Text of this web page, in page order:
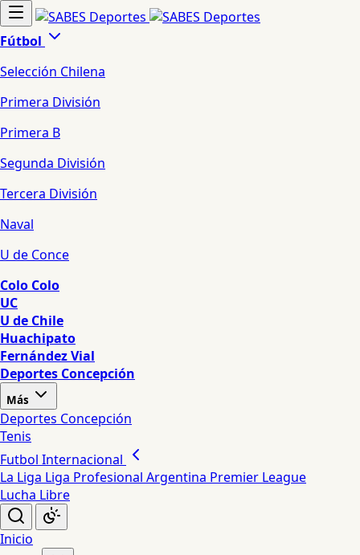
Fútbol
Selección Chilena
Primera División
Primera B
Segunda División
Tercera División
Naval
U de Conce
Colo Colo
UC
U de Chile
Huachipato
Fernández Vial
Deportes Concepción
Más
Deportes Concepción
Tenis
Futbol Internacional
La Liga Liga Profesional Argentina Premier League
Lucha Libre
Inicio